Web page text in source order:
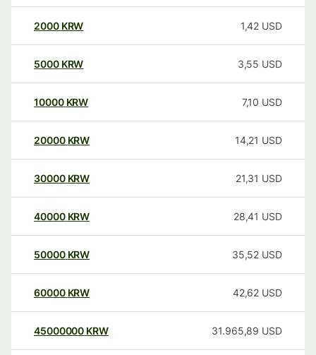
2000 KRW 1,42 USD
5000 KRW 3,55 USD
10000 KRW 7,10 USD
20000 KRW 14,21 USD
30000 KRW 21,31 USD
40000 KRW 28,41 USD
50000 KRW 35,52 USD
60000 KRW 42,62 USD
45000000 KRW 31.965,89 USD